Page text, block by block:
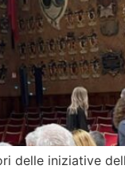
delle iniziative